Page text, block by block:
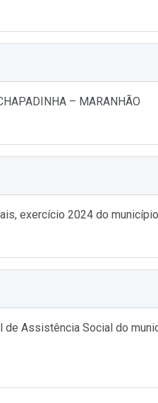
– MARANHÃO
exercício 2024 do
Assistência Social do